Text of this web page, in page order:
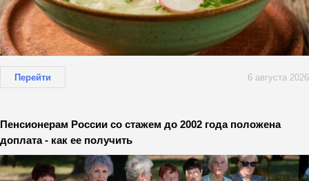
Перейти 6 августа 2026
Пенсионерам России со стажем до 2002 года положена
доплата - как ее получить